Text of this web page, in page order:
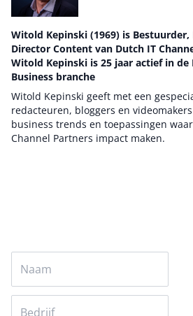
Witold Kepinski (1969) is
Director Content van Dutch IT
Witold Kepinski is 25 jaar actief in de
Business branche
Witold Kepinski geeft met een
redacteuren, bloggers en
business trends en toepassingen
Channel Partners impact maken.